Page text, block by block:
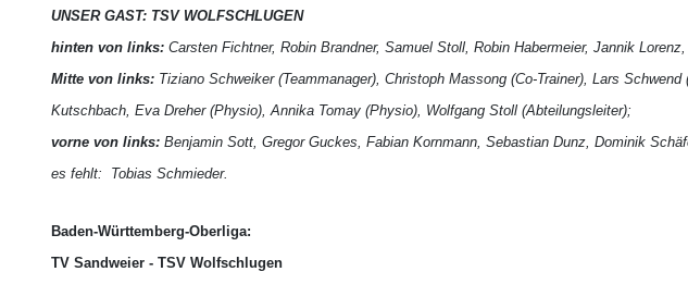
UNSER GAST: TSV WOLFSCHLUGEN
hinten von links: Carsten Fichtner, Robin Brandner, Samuel Stoll, Robin Habermeier, Jannik
Mitte von links: Tiziano Schweiker (Teammanager), Christoph Massong (Co-Trainer), Lars
Kutschbach, Eva Dreher (Physio), Annika Tomay (Physio), Wolfgang Stoll (Abteilungsleiter);
vorne von links: Benjamin Sott, Gregor Guckes, Fabian Kornmann, Sebastian Dunz, Dominik
es fehlt: Tobias Schmieder.
Baden-Württemberg-Oberliga:
TV Sandweier - TSV Wolfschlugen